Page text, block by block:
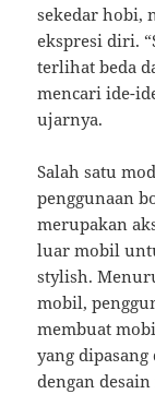
sekedar hobi,
ekspresi diri.
terlihat beda
mencari ide-
ujarnya.
Salah satu
penggunaan
merupakan
luar mobil
stylish.
mobil,
membuat
yang
dengan